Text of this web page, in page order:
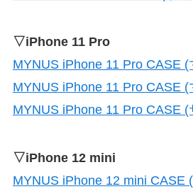
▽iPhone 11 Pro
MYNUS iPhone 11 Pro CASE
MYNUS iPhone 11 Pro CASE
MYNUS iPhone 11 Pro CASE (
▽iPhone 12 mini
MYNUS iPhone 12 mini CASE